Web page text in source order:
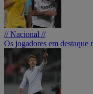
// Nacional //
Os jogadores em destaque